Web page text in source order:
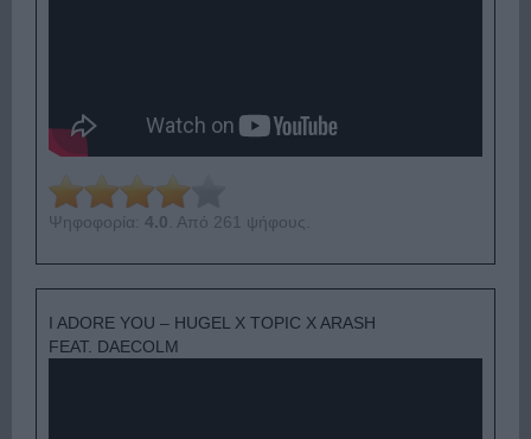
Ψηφοφορία: 4.0 . Από 261 ψήφους.
I ADORE YOU – HUGEL X TOPIC X ARASH
FEAT. DAECOLM